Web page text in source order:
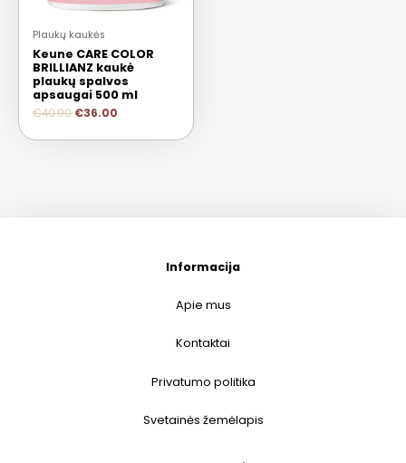
Plaukų kaukės
Keune CARE COLOR
BRILLIANZ kaukė
plaukų spalvos
apsaugai 500 ml
€40.00 €36.00
Informacija
Apie mus
Kontaktai
Privatumo politika
Svetainės žemėlapis